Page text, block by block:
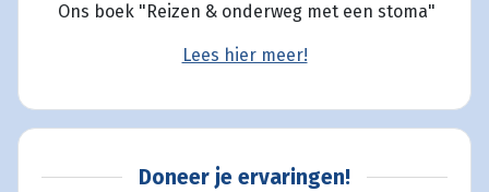
Ons boek "Reizen & onderweg met een stoma"
Lees hier meer!
Doneer je ervaringen!